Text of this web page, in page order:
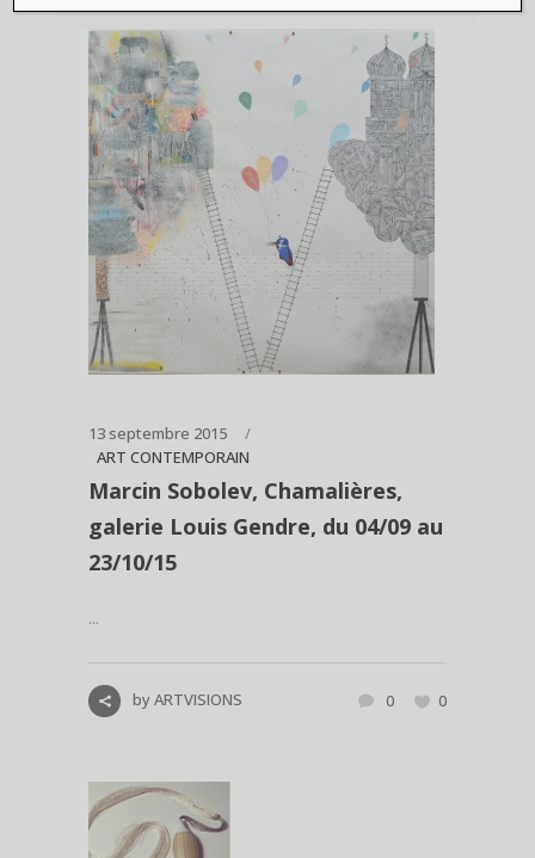
13 septembre 2015
ART CONTEMPORAIN
Marcin Sobolev, Chamalières,
galerie Louis Gendre, du 04/09 au
23/10/15
...
byARTVISIONS 0 0